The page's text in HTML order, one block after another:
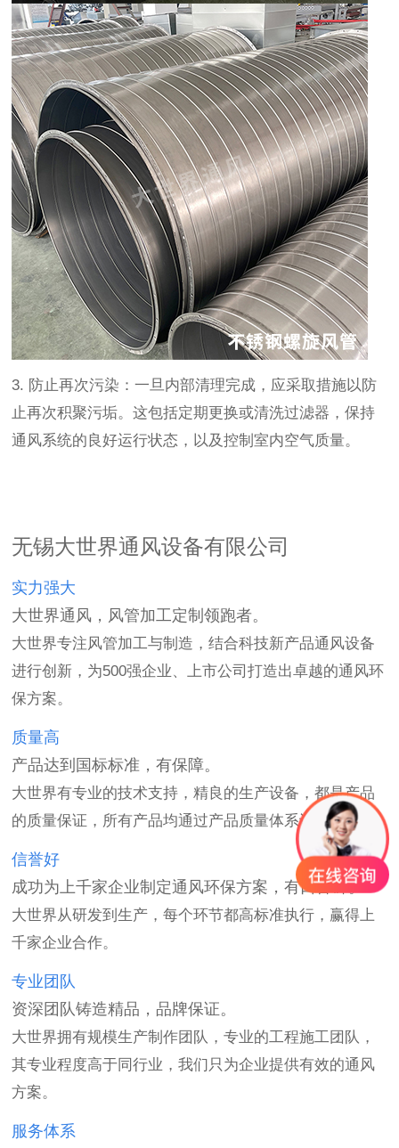
3. 防止再次污染：一旦内部清理完成，应采取措施以防
止再次积聚污垢。这包括定期更换或清洗过滤器，保持
通风系统的良好运行状态，以及控制室内空气质量。
无锡大世界通风设备有限公司
实力强大
大世界通风，风管加工定制领跑者。
大世界专注风管加工与制造，结合科技新产品通风设备
进行创新，为500强企业、上市公司打造出卓越的通风环
保方案。
质量高
产品达到国标标准，有保障。
大世界有专业的技术支持，精良的生产设备，都是产品
的质量保证，所有产品均通过产品质量体系认证。
信誉好
成功为上千家企业制定通风环保方案，有口皆碑。
大世界从研发到生产，每个环节都高标准执行，赢得上
千家企业合作。
专业团队
资深团队铸造精品，品牌保证。
大世界拥有规模生产制作团队，专业的工程施工团队，
其专业程度高于同行业，我们只为企业提供有效的通风
方案。
服务体系